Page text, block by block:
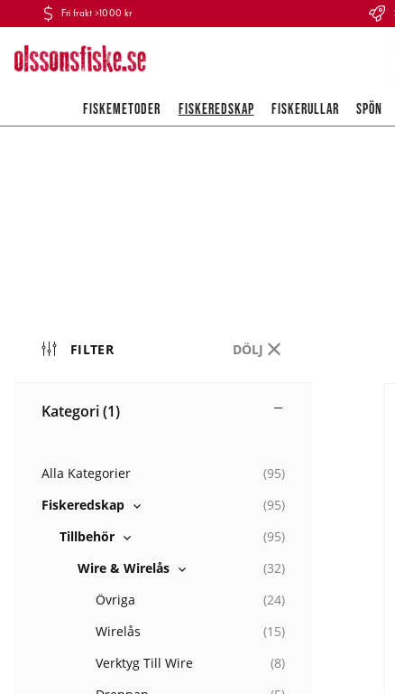
Fri frakt >1000 kr
FISKEMETODER FISKEREDSKAP FISKERULLAR SPÖN
FILTER DÖLJ
Kategori(1)
Alla Kategorier (95)
Fiskeredskap
(95)
Tillbehör
(95)
Wire & Wirelås
(32)
Övriga
(24)
Wirelås
(15)
Verktyg Till Wire
(8)